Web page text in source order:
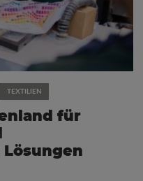
TEXTILIEN
für